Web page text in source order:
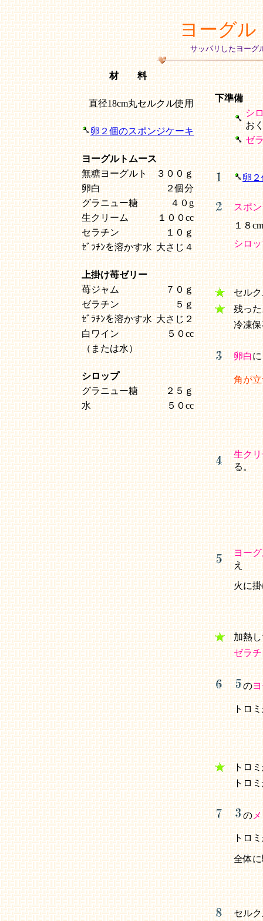
ヨーグル
サッパリしたヨーグ
材 料
直径18cm丸セルクル使用
卵２個のスポンジケーキ
ヨーグルトムース
無糖ヨーグルト
３００ｇ
卵白
２個分
グラニュー糖
４０g
生クリーム
１００cc
セラチン
１０ｇ
ｾﾞﾗﾁﾝを溶かす水 大さじ４
上掛け苺ゼリー
苺ジャム
７０ｇ
ゼラチン
５ｇ
ｾﾞﾗﾁﾝを溶かす水 大さじ２
白ワイン
５０cc
（または水）
シロップ
グラニュー糖
２５ｇ
水
５０cc
下準備
シ
お
ゼ
卵
スポ
１８
シロ
セル
残っ
冷凍
卵白に
角が
生ク
る。
ヨー
え
火に
加熱
ゼラ
の
トロ
トロ
トロ
の
トロ
全体
セル